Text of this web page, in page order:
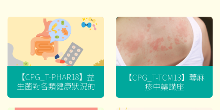
【CPG_T-PHAR18】益
生菌對各類健康狀況的
迷思
【CPG_T-TCM13】蕁麻
疹中藥講座